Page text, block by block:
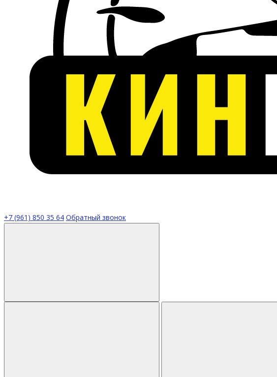
+7 (961) 850 35 64 Обратный звонок